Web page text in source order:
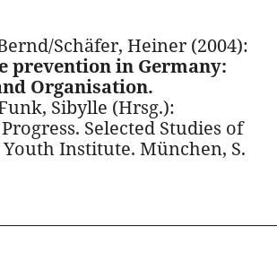
Schäfer, Heiner (2004):
prevention in Germany:
Organisation.
Sibylle (Hrsg.):
Selected Studies of
Institute. München, S.